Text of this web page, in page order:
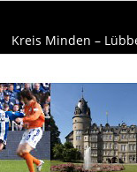
Kreis Minden –